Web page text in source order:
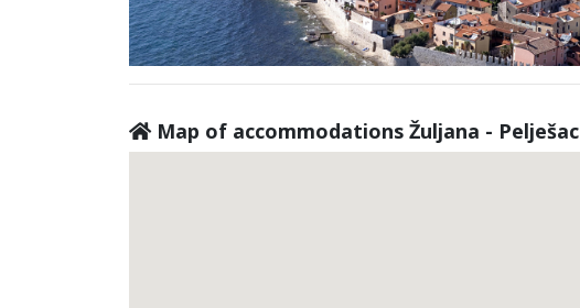
Map of accommodations Žuljana - Pelješac